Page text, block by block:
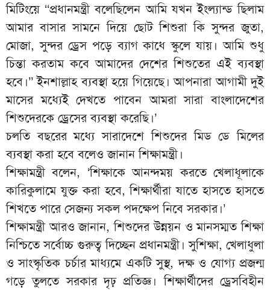
মিটিংয়ে ‘‘প্রধানমন্ত্রী বলেছিলেন আমি যখন ইংল্যান্ড ছিলাম
আমার বাসার সামনে দিয়ে ছোট শিশুরা কি সুন্দর জুতা,
মোজা, সুন্দর ড্রেস পড়ে ব্যাগ কাধে স্কুলে যায়। আমি শুধু
চিন্তা করতাম কবে আমাদের দেশের শিশুতের এই ব্যবস্থা
হবে।’’ ইনশাল্লাহ ব্যবস্থা হয়ে গিয়েছে। আপনারা আগামী দুই
মাসের মধ্যেই দেখতে পাবেন আমরা সারা বাংলাদেশের
শিশুদেরকে ড্রেসের ব্যবস্থা করেছি।’
চলতি বছরের মধ্যে সারাদেশে শিশুদের মিড ডে মিলের
ব্যবস্থা করা হবে বলেও জানান শিক্ষামন্ত্রী।
শিক্ষামন্ত্রী বলেন, ‘শিক্ষাকে আনন্দময় করতে খেলাধূলাকে
কারিকুলামে যুক্ত করা হবে, শিক্ষার্থীরা যাতে হাসতে হাসতে
শিখতে পারে সেজন্য সকল পদক্ষেপ নিবে সরকার।’
শিক্ষামন্ত্রী আরও জানান, শিশুদের উন্নয়ন ও মানসম্মত শিক্ষা
নিশ্চিতে সর্বোচ্চ গুরুত্ব দিচ্ছেন প্রধানমন্ত্রী। সুশিক্ষা, খেলাধুলা
ও সাংস্কৃতিক চর্চার মাধ্যমে একটি সুস্থ, দক্ষ ও যোগ্য প্রজন্ম
গড়ে তুলতে সরকার দৃঢ় প্রতিজ্ঞ। শিক্ষার্থীদের ড্রেসবিহীন